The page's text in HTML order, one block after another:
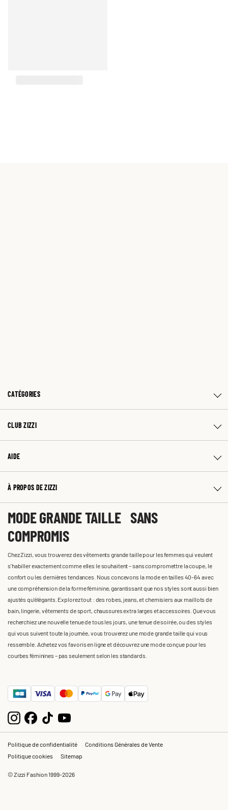
CATÉGORIES
CLUB ZIZZI
AIDE
À PROPOS DE ZIZZI
MODE GRANDE TAILLE SANS
COMPROMIS
Chez Zizzi, vous trouverez des vêtements grande taille pour les femmes qui veulent
s'habiller exactement comme elles le souhaitent – sans compromettre la coupe, le
confort ou les dernières tendances. Nous concevons la mode en tailles 40-64 avec
une compréhension de la forme féminine, garantissant que nos styles sont aussi bien
ajustés qu'élégants. Explorez tout : des robes, jeans, et chemisiers aux maillots de
bain, lingerie, vêtements de sport, chaussures extra larges et accessoires. Que vous
recherchiez une nouvelle tenue de tous les jours, une tenue de soirée, ou des styles
qui vous suivent toute la journée, vous trouverez une mode grande taille qui vous
ressemble. Achetez vos favoris en ligne et découvrez une mode conçue pour les
courbes féminines – pas seulement selon les standards.
Politique de confidentialité
Conditions Générales de Vente
Politique cookies
Sitemap
© Zizzi Fashion 1999-2026